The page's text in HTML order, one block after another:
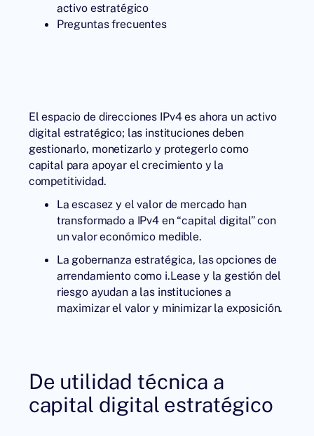
activo estratégico
Preguntas frecuentes
El espacio de direcciones IPv4 es ahora un activo
digital estratégico; las instituciones deben
gestionarlo, monetizarlo y protegerlo como
capital para apoyar el crecimiento y la
competitividad.
La escasez y el valor de mercado han
transformado a IPv4 en “capital digital” con
un valor económico medible.
La gobernanza estratégica, las opciones de
arrendamiento como i.Lease y la gestión del
riesgo ayudan a las instituciones a
maximizar el valor y minimizar la exposición.
De utilidad técnica a
capital digital estratégico